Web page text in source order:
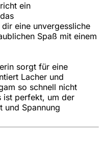
ein
eine unvergessliche
Spaß mit einem
sorgt für eine
Lacher und
so schnell nicht
ist perfekt, um der
und Spannung